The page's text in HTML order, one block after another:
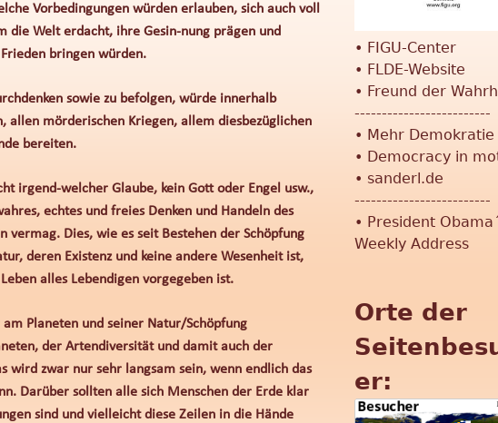
Vorbedingungen würden erlauben, sich auch voll
die Welt erdacht, ihre Gesin-nung prägen und
bringen würden.
sowie zu befolgen, würde innerhalb
allen mörderischen Kriegen, allem diesbezüglichen
bereiten.
irgend-welcher Glaube, kein Gott oder Engel usw.,
echtes und freies Denken und Handeln des
Dies, wie es seit Bestehen der Schöpfung
deren Existenz und keine andere Wesenheit ist,
alles Lebendigen vorgegeben ist.
Planeten und seiner Natur/Schöpfung
der Artendiversität und damit auch der
wird zwar nur sehr langsam sein, wenn endlich das
Darüber sollten alle sich Menschen der Erde klar
sind und vielleicht diese Zeilen in die Hände
r
• FIGU-Center
• FLDE-Website
• Freund der
-------------------------
• Mehr Demokratie
• Democracy in
• sanderl.de
-------------------------
• President
Weekly Address
Orte der
er: